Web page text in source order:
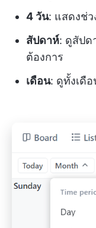
4 วัน: แสดงช่ว
สัปดาห์: ดูสัปด
ต้องการ
เดือน: ดูทั้งเดื